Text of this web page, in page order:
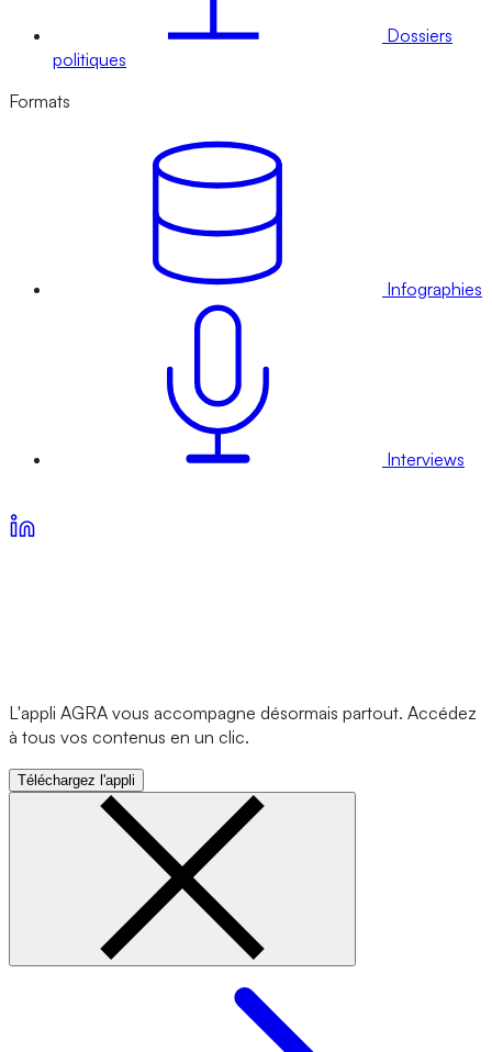
Dossiers
politiques
Formats
Infographies
Interviews
L'appli AGRA vous accompagne désormais partout. Accédez
à tous vos contenus en un clic.
Téléchargez l'appli